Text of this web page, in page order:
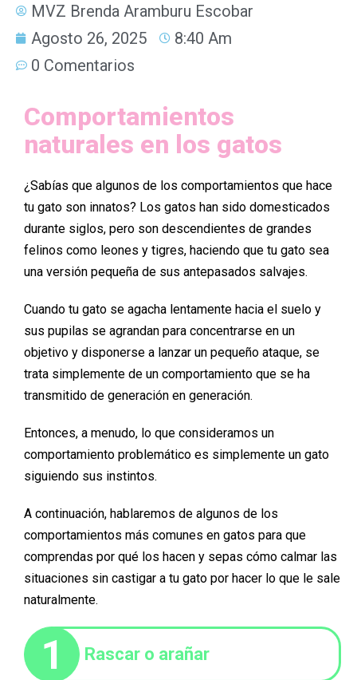
MVZ Brenda Aramburu Escobar
Agosto 26, 2025
8:40 Am
0 Comentarios
Comportamientos
naturales en los gatos
¿Sabías que algunos de los comportamientos que hace
tu gato son innatos? Los gatos han sido domesticados
durante siglos, pero son descendientes de grandes
felinos como leones y tigres, haciendo que tu gato sea
una versión pequeña de sus antepasados salvajes.
Cuando tu gato se agacha lentamente hacia el suelo y
sus pupilas se agrandan para concentrarse en un
objetivo y disponerse a lanzar un pequeño ataque, se
trata simplemente de un comportamiento que se ha
transmitido de generación en generación.
Entonces, a menudo, lo que consideramos un
comportamiento problemático es simplemente un gato
siguiendo sus instintos.
A continuación, hablaremos de algunos de los
comportamientos más comunes en gatos para que
comprendas por qué los hacen y sepas cómo calmar las
situaciones sin castigar a tu gato por hacer lo que le sale
naturalmente.
1 Rascar o arañar